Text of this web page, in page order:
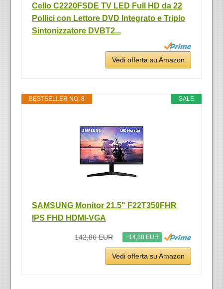
Cello C2220FSDE TV LED Full HD da 22
Pollici con Lettore DVD Integrato e Triplo
Sintonizzatore DVBT2...
Vedi offerta su Amazon
SALE
BESTSELLER NO. 8
SAMSUNG Monitor 21.5" F22T350FHR
IPS FHD HDMI-VGA
142,86 EUR −14,88 EUR
Vedi offerta su Amazon